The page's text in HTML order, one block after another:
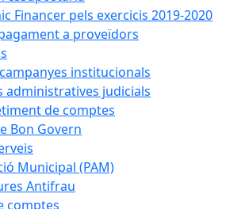
Financer pels exercicis 2019-2020
a proveïdors
institucionals
administratives judicials
de comptes
Bon Govern
Municipal (PAM)
Antifrau
comptes